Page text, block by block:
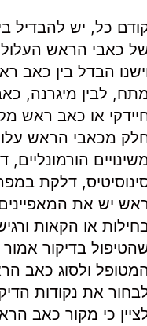
כל, יש להבדיל
כאבי הראש
הבדל בין כאב
לבין מיגרנה,
או כאב ראש
מכאבי הראש
הורמונליים,
דלקת
יש את
או הקאות
בדיקור
ולסוג כאב
את נקודות
כי מקור כאב